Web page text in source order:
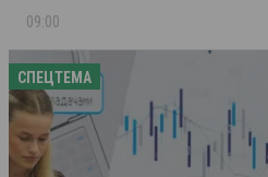
09:00
СПЕЦТЕМА